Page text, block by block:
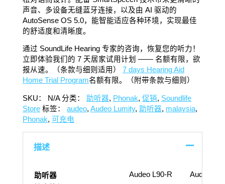
声音、多设备无缝蓝牙连接，以及由 AI 驱动的
AutoSense OS 5.0，能智能适应各种环境，实现最佳
的舒适度和清晰度。
通过 SoundLife Hearing 专家的咨询，恢复您的听力！
立即体验我们的 7 天居家试用计划 —— 名额有限，欲
报从速。（条款与细则适用）7 days Hearing Aid
Home Trial Program名额有限。（附带条款与细则）
SKU： N/A 分类： 助听器, Phonak,促销, Soundlife
Store 标签：audeo,Audeo Lumity, 助听器, malaysia,
Phonak, 可充电
描述
助听器 Audeo L90-R
Audeo